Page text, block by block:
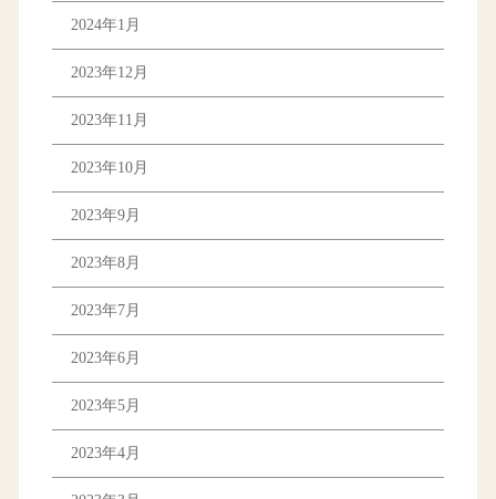
2024年1月
2023年12月
2023年11月
2023年10月
2023年9月
2023年8月
2023年7月
2023年6月
2023年5月
2023年4月